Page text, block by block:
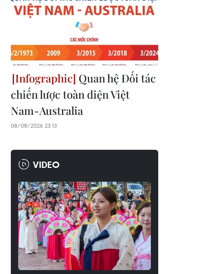
Quan hệ Đối tác
chiến lược toàn diện Việt
Nam-Australia
08/08/2026 23:13
VIDEO